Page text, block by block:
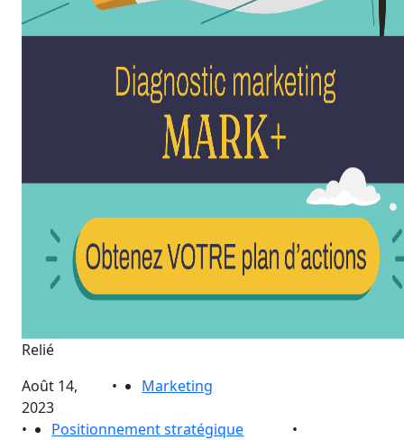
Relié
Août 14,
2023
• Marketing
• Positionnement stratégique
•